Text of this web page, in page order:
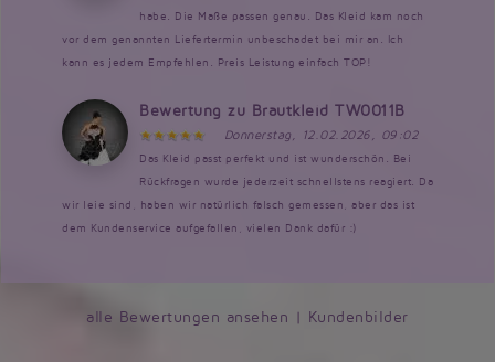
habe. Die Maße passen genau. Das Kleid kam noch
vor dem genannten Liefertermin unbeschadet bei mir an. Ich
kann es jedem Empfehlen. Preis Leistung einfach TOP!
Bewertung zu Brautkleid TW0011B
Donnerstag, 12.02.2026, 09:02
Das Kleid passt perfekt und ist wunderschön. Bei
Rückfragen wurde jederzeit schnellstens reagiert. Da
wir leie sind, haben wir natürlich falsch gemessen, aber das ist
dem Kundenservice aufgefallen, vielen Dank dafür :)
alle Bewertungen ansehen | Kundenbilder